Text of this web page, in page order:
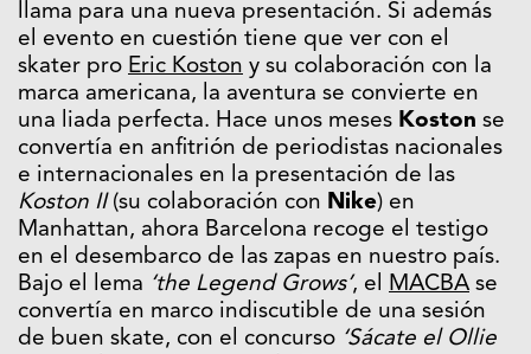
llama para una nueva presentación. Si además
el evento en cuestión tiene que ver con el
skater pro Eric Koston y su colaboración con la
marca americana, la aventura se convierte en
una liada perfecta. Hace unos meses Koston se
convertía en anfitrión de periodistas nacionales
e internacionales en la presentación de las
Koston II(su colaboración con Nike) en
Manhattan, ahora Barcelona recoge el testigo
en el desembarco de las zapas en nuestro país.
Bajo el lema ‘the Legend Grows’, el MACBA se
convertía en marco indiscutible de una sesión
de buen skate, con el concurso ‘Sácate el Ollie